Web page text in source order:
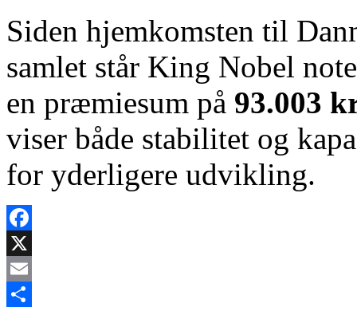
Siden hjemkomsten til
samlet står King Nobel
en præmiesum på 93.003
viser både stabilitet og
for yderligere udvikling.
Facebook
X
Email